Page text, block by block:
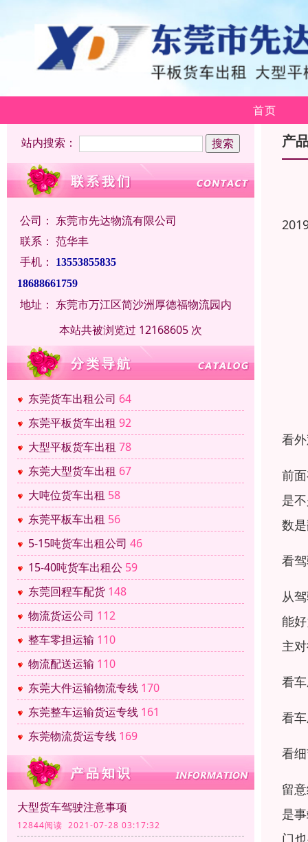
首页
站内搜索：
公司： 东莞市先达物流有限公司
联系： 范华丰
手机：
13553855835
18688661759
地址： 东莞市万江区简沙洲厚德福物流园内
本站共被浏览过 12168605 次
东莞货车出租公司 64
东莞平板货车出租 92
大型平板货车出租 78
东莞大型货车出租 67
大吨位货车出租 58
东莞平板车出租 56
5-15吨货车出租公司 46
15-40吨货车出租公 59
东莞回程车配货 148
物流货运公司 112
整车零担运输 110
物流配送运输 110
东莞大件运输物流专线 170
东莞整车运输货运专线 161
东莞物流货运专线 169
大型货车驾驶注意事项
12844阅读 2021-07-28 03:17:32
产
看
前
是
数
看
从
能
主
看
看
看
留
是
门